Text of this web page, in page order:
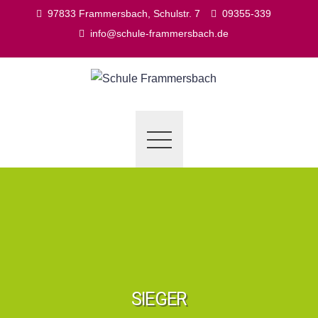
97833 Frammersbach, Schulstr. 7
09355-339
info@schule-frammersbach.de
SIEGER